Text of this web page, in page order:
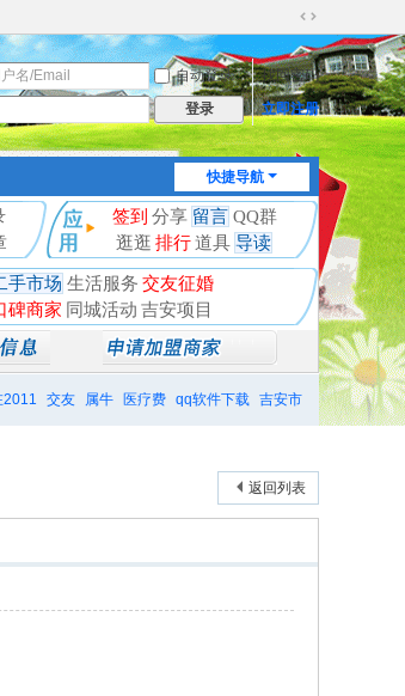
切
换
到
宽
版
自动登录
找回密码
登录 立即注册
快捷导航
签到 分享 留言 QQ群
逛逛 排行道具 导读
手市场 生活服务 交友征婚
碑商家 同城活动 吉安项目
2011 交友 属牛 医疗费 qq软件下载 吉安市
返回列表